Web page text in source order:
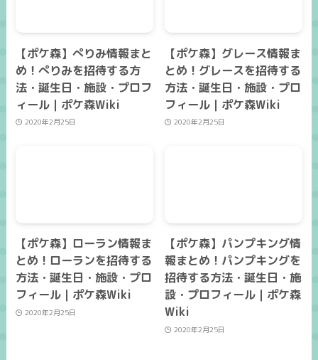
【ポケ森】ぺりみ情報まと
め！ぺりみを招待する方
法・誕生日・施設・プロフ
ィール｜ポケ森Wiki
2020年2月25日
【ポケ森】グレース情報ま
とめ！グレースを招待する
方法・誕生日・施設・プロ
フィール｜ポケ森Wiki
2020年2月25日
【ポケ森】ローラン情報ま
とめ！ローランを招待する
方法・誕生日・施設・プロ
フィール｜ポケ森Wiki
2020年2月25日
【ポケ森】パンプキング情
報まとめ！パンプキングを
招待する方法・誕生日・施
設・プロフィール｜ポケ森
Wiki
2020年2月25日